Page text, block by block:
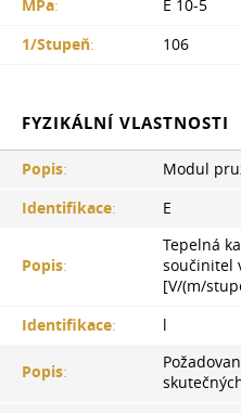
MPa:
E 10-5
1/Stupeň: 106
FYZIKÁLNÍ VLASTNOSTI
Popis:
Modul
Identifikace: E
Popis:
Tepelná
součinitel
[V/(m/
Identifikace: l
Popis: